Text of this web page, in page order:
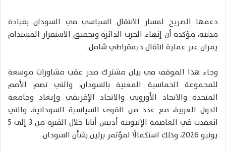
دعمها الصريح لمسار الانتقال السياسي في السودان بقيادة
مدنية، مؤكدة أن إنهاء الحرب الدائرة وتحقيق الاستقرار المستدام
يمران عبر عملية انتقال ديمقراطي شامل.
وجاء هذا الموقف في بيان مشترك صدر عقب مشاورات موسعة
للمجموعة الخماسية المعنية بالسودان، والتي تضم الأمم
المتحدة والاتحاد الأوروبي والاتحاد الإفريقي وإيغاد وجامعة
الدول العربية، مع عدد من القوى السياسية السودانية، والتي
انعقدت في العاصمة الإثيوبية أديس أبابا خلال الفترة من 3 إلى 5
يونيو 2026، وذلك استكمالًا لمؤتمر برلين بشأن السودان.